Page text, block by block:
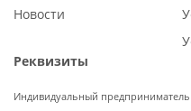
Новости
Реквизиты
Индивидуальный